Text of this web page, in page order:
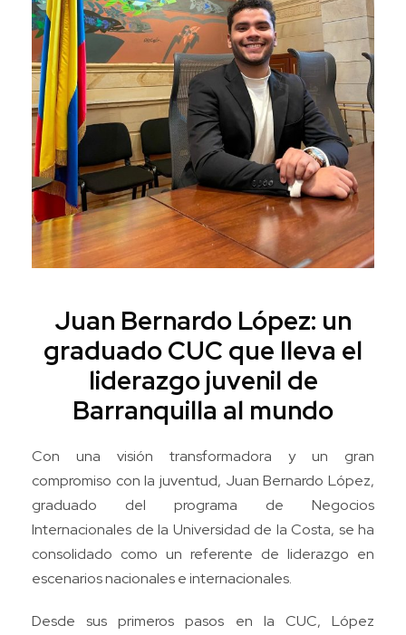
Juan Bernardo López: un
graduado CUC que lleva el
liderazgo juvenil de
Barranquilla al mundo
Con una visión transformadora y un gran
compromiso con la juventud, Juan Bernardo López,
graduado del programa de Negocios
Internacionales de la Universidad de la Costa, se ha
consolidado como un referente de liderazgo en
escenarios nacionales e internacionales.
Desde sus primeros pasos en la CUC, López